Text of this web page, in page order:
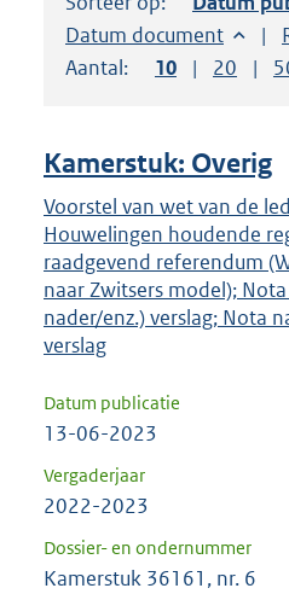
suggesties.
Druk
om
uw
keuze
te
bevestigen.
Sorteer op:
Datum document
Aantal:
Toon
10 resultaten
Toon
20
Kamerstuk: Overig
Voorstel van wet van de
Houwelingen houdende
raadgevend referendum
naar Zwitsers model);
nader/enz.) verslag; Nota
verslag
Datum publicatie
13-06-2023
Vergaderjaar
2022-2023
Dossier- en ondernummer
Kamerstuk 36161, nr. 6